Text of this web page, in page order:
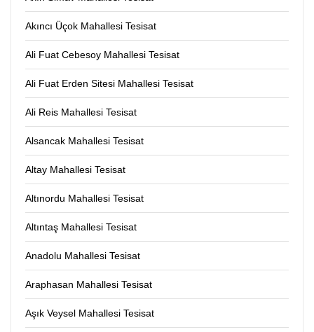
Akıncı Üçok Mahallesi Tesisat
Ali Fuat Cebesoy Mahallesi Tesisat
Ali Fuat Erden Sitesi Mahallesi Tesisat
Ali Reis Mahallesi Tesisat
Alsancak Mahallesi Tesisat
Altay Mahallesi Tesisat
Altınordu Mahallesi Tesisat
Altıntaş Mahallesi Tesisat
Anadolu Mahallesi Tesisat
Araphasan Mahallesi Tesisat
Aşık Veysel Mahallesi Tesisat